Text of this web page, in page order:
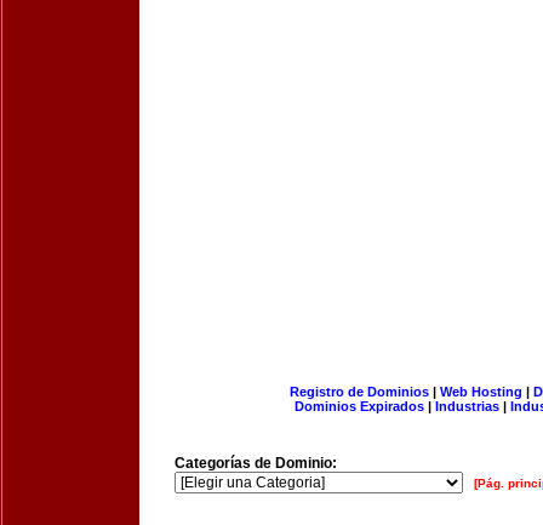
Registro de Dominios| Web Hosting |
Dominios Expirados | Industrias |
Categorías de Dominio:
[Pág.